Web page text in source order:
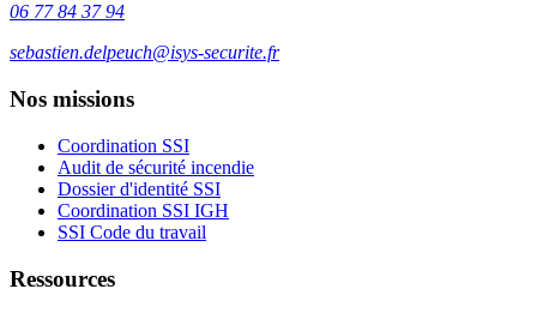
06 77 84 37 94
sebastien.delpeuch@isys-securite.fr
Nos missions
Coordination SSI
Audit de sécurité incendie
Dossier d'identité SSI
Coordination SSI IGH
SSI Code du travail
Ressources